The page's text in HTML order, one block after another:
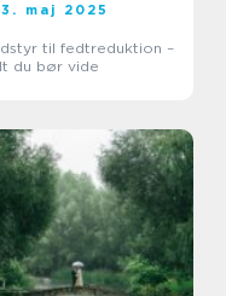
maj 2025
til fedtreduktion –
du bør vide